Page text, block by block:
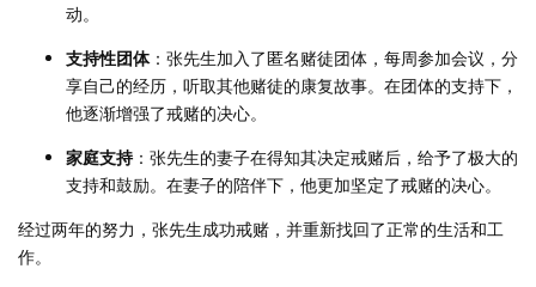
动。
支持性团体：张先生加入了匿名赌徒团体，每周参加会议，分
享自己的经历，听取其他赌徒的康复故事。在团体的支持下，
他逐渐增强了戒赌的决心。
家庭支持：张先生的妻子在得知其决定戒赌后，给予了极大的
支持和鼓励。在妻子的陪伴下，他更加坚定了戒赌的决心。
经过两年的努力，张先生成功戒赌，并重新找回了正常的生活和工
作。